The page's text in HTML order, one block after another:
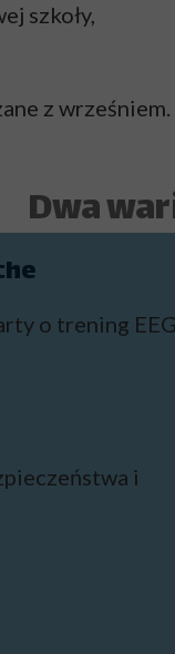
o trening
i
szkoły,
z wrześniem.
Dwa